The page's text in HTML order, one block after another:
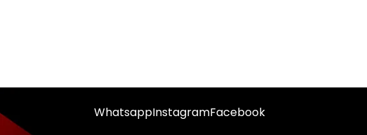
Facebook
Instagram
Whatsapp